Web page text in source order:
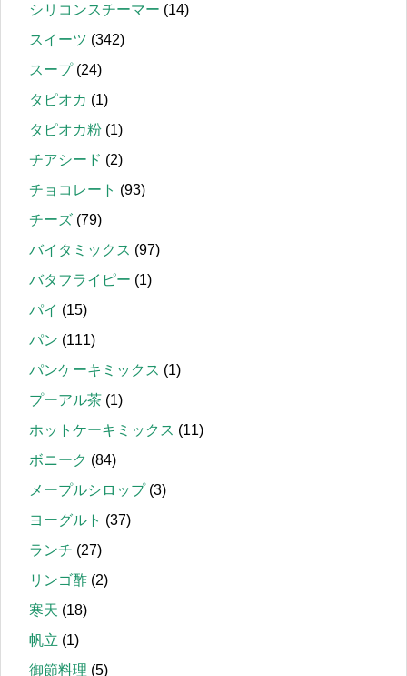
シリコンスチーマー (14)
スイーツ (342)
スープ(24)
タピオカ (1)
タピオカ粉 (1)
チアシード (2)
チョコレート (93)
チーズ (79)
バイタミックス (97)
バタフライピー (1)
パイ (15)
パン (111)
パンケーキミックス (1)
プーアル茶 (1)
ホットケーキミックス (11)
ボニーク (84)
メープルシロップ(3)
ヨーグルト (37)
ランチ (27)
リンゴ酢 (2)
寒天 (18)
帆立 (1)
御節料理 (5)